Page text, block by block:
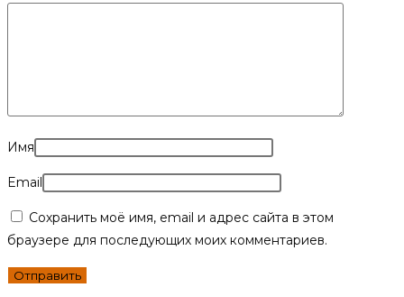
Имя
Email
Сохранить моё имя, email и адрес сайта в этом
браузере для последующих моих комментариев.